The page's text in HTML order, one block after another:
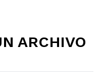
ARCHIVO